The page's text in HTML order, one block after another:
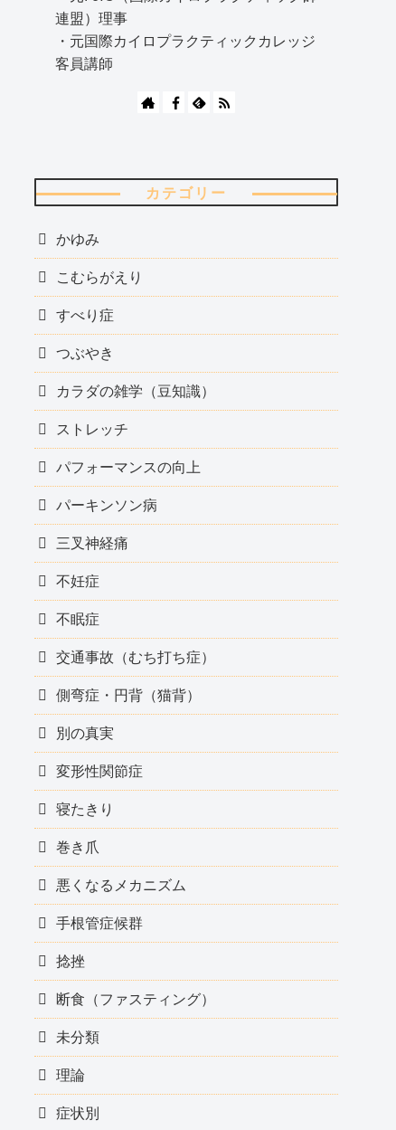
連盟）理事
・元国際カイロプラクティックカレッジ
客員講師
カテゴリー
かゆみ
こむらがえり
すべり症
つぶやき
カラダの雑学（豆知識）
ストレッチ
パフォーマンスの向上
パーキンソン病
三叉神経痛
不妊症
不眠症
交通事故（むち打ち症）
側弯症・円背（猫背）
別の真実
変形性関節症
寝たきり
巻き爪
悪くなるメカニズム
手根管症候群
捻挫
断食（ファスティング）
未分類
理論
症状別